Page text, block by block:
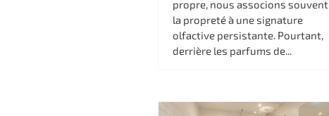
propre, nous associons souvent
la propreté à une signature
olfactive persistante. Pourtant,
derrière les parfums de...